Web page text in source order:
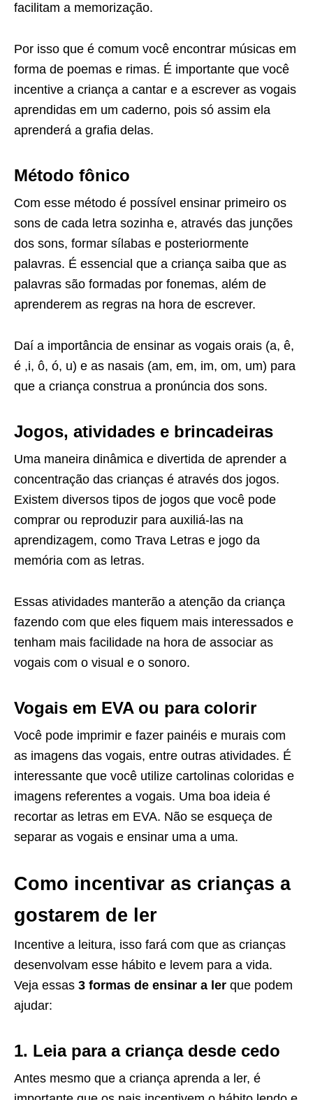
facilitam a memorização.
Por isso que é comum você encontrar músicas em
forma de poemas e rimas. É importante que você
incentive a criança a cantar e a escrever as vogais
aprendidas em um caderno, pois só assim ela
aprenderá a grafia delas.
Método fônico
Com esse método é possível ensinar primeiro os
sons de cada letra sozinha e, através das junções
dos sons, formar sílabas e posteriormente
palavras. É essencial que a criança saiba que as
palavras são formadas por fonemas, além de
aprenderem as regras na hora de escrever.
Daí a importância de ensinar as vogais orais (a, ê,
é ,i, ô, ó, u) e as nasais (am, em, im, om, um) para
que a criança construa a pronúncia dos sons.
Jogos, atividades e brincadeiras
Uma maneira dinâmica e divertida de aprender a
concentração das crianças é através dos jogos.
Existem diversos tipos de jogos que você pode
comprar ou reproduzir para auxiliá-las na
aprendizagem, como Trava Letras e jogo da
memória com as letras.
Essas atividades manterão a atenção da criança
fazendo com que eles fiquem mais interessados e
tenham mais facilidade na hora de associar as
vogais com o visual e o sonoro.
Vogais em EVA ou para colorir
Você pode imprimir e fazer painéis e murais com
as imagens das vogais, entre outras atividades. É
interessante que você utilize cartolinas coloridas e
imagens referentes a vogais. Uma boa ideia é
recortar as letras em EVA. Não se esqueça de
separar as vogais e ensinar uma a uma.
Como incentivar as crianças a
gostarem de ler
Incentive a leitura, isso fará com que as crianças
desenvolvam esse hábito e levem para a vida.
Veja essas 3 formas de ensinar a ler que podem
ajudar:
1. Leia para a criança desde cedo
Antes mesmo que a criança aprenda a ler, é